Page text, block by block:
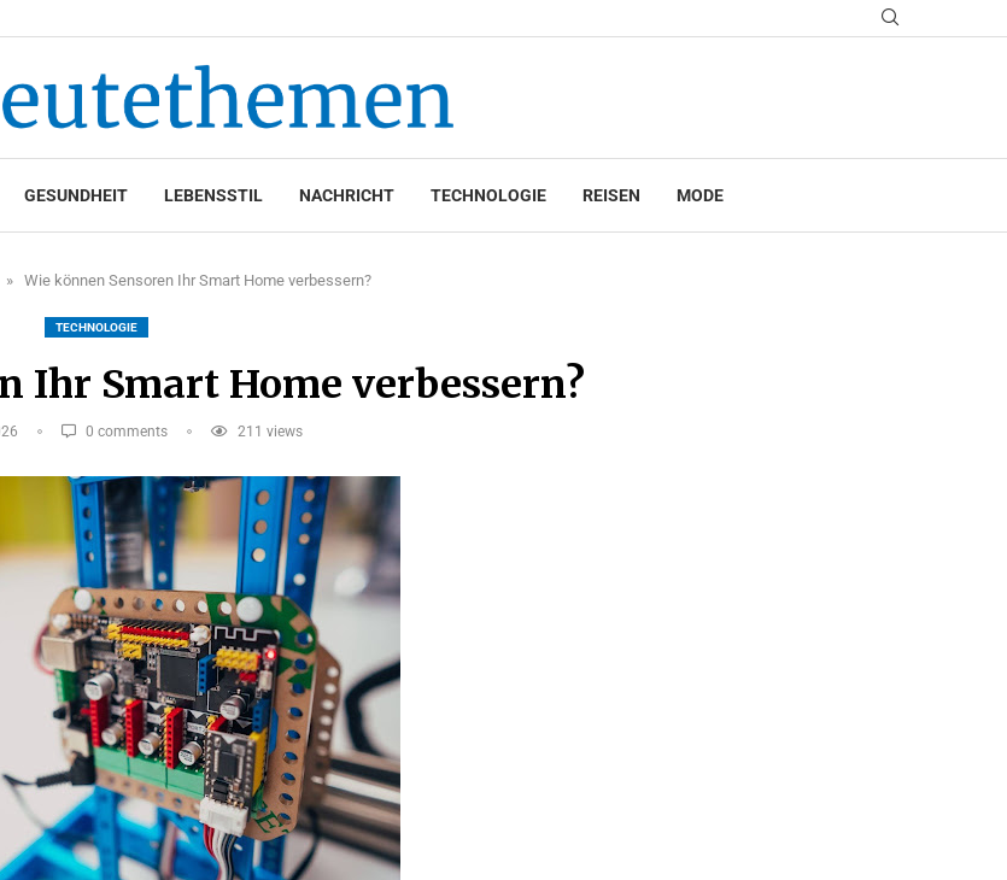
GESUNDHEIT LEBENSSTIL NACHRICHT TECHNOLOGIE REISEN MODE
» Wie können Sensoren Ihr Smart Home verbessern?
TECHNOLOGIE
Ihr Smart Home verbessern?
0 comments 211 views